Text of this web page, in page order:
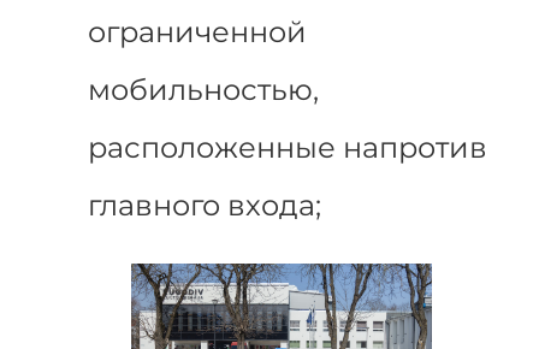
ограниченной
мобильностью,
расположенные напротив
главного входа;